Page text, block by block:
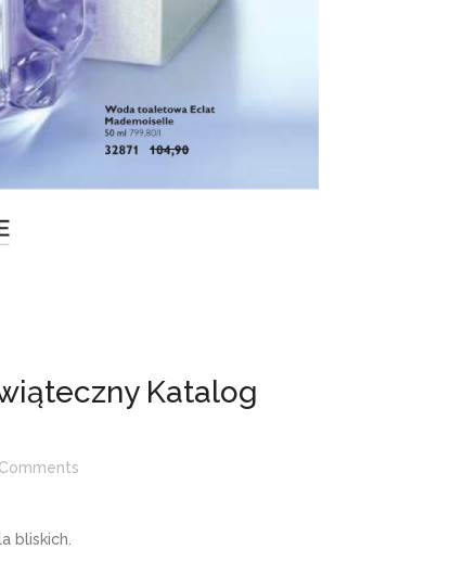
Katalog
Comments
bliskich.